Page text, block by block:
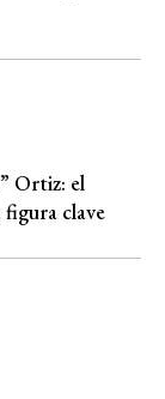
Ortiz: el
clave